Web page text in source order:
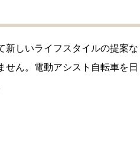
新しいライフスタイルの提案な
せん。電動アシスト自転車を日